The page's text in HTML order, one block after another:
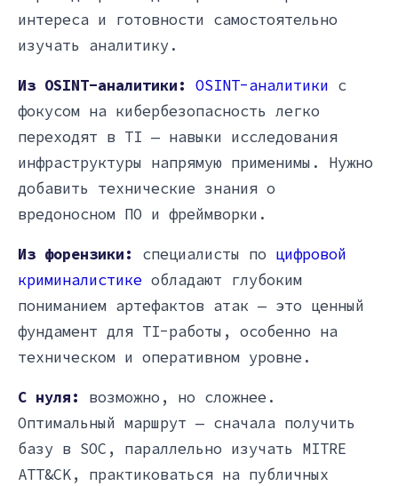
интереса и готовности самостоятельно
изучать аналитику.
Из OSINT-аналитики: OSINT-аналитики с
фокусом на кибербезопасность легко
переходят в TI — навыки исследования
инфраструктуры напрямую применимы. Нужно
добавить технические знания о
вредоносном ПО и фреймворки.
Из форензики: специалисты по цифровой
криминалистике обладают глубоким
пониманием артефактов атак — это ценный
фундамент для TI-работы, особенно на
техническом и оперативном уровне.
С нуля:
возможно, но сложнее.
Оптимальный маршрут — сначала получить
базу в SOC, параллельно изучать MITRE
ATT&CK, практиковаться на публичных